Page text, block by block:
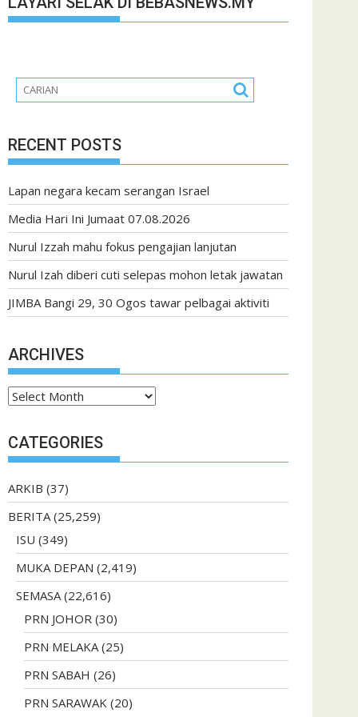
RECENT POSTS
Lapan negara kecam serangan Israel
Media Hari Ini Jumaat 07.08.2026
Nurul Izzah mahu fokus pengajian lanjutan
Nurul Izah diberi cuti selepas mohon letak jawatan
JIMBA Bangi 29, 30 Ogos tawar pelbagai aktiviti
ARCHIVES
Archives
CATEGORIES
ARKIB (37)
BERITA(25,259)
ISU (349)
MUKA DEPAN (2,419)
SEMASA(22,616)
PRN JOHOR (30)
PRN MELAKA(25)
PRN SABAH (26)
PRN SARAWAK (20)